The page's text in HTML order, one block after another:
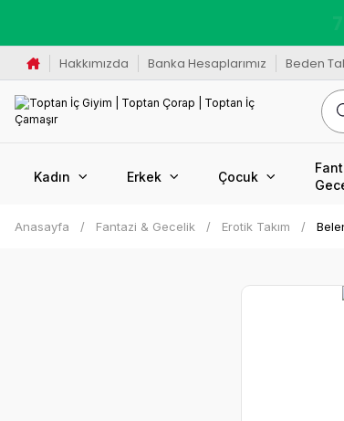
Hakkımızda Banka Hesaplarımız Beden
Kadın Erkek Çocuk
Anasayfa Fantazi & Gecelik Erotik Takım